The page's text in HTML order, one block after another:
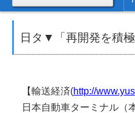
日タ▼「再開発を積
【輸送経済(http://
日本自動車ターミナル（